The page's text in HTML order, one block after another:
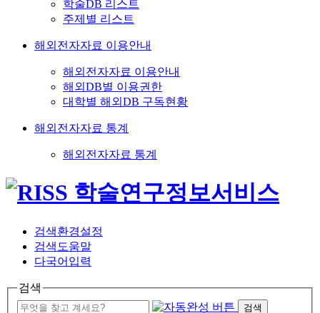
학술DB 리스트
주제별 리스트
해외전자자료 이용안내
해외전자자료 이용안내
해외DB별 이용권한
대학별 해외DB 구독현황
해외전자자료 통계
해외전자자료 통계
검색환경설정
검색도움말
다국어입력
검색
검색